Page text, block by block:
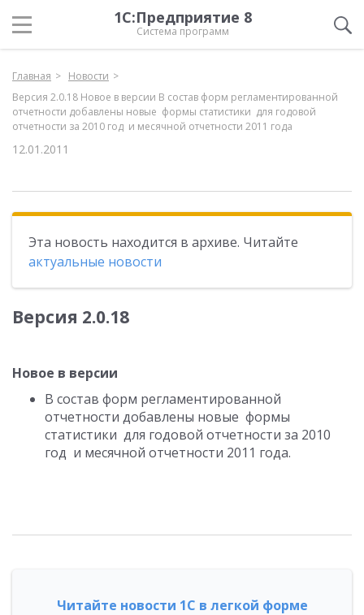
1С:Предприятие 8
Система программ
Главная
Новости
Версия 2.0.18 Новое в версии В состав форм регламентированной
отчетности добавлены новые формы статистики для годовой
отчетности за 2010 год и месячной отчетности 2011 года
12.01.2011
Эта новость находится в архиве. Читайте
актуальные новости
Версия 2.0.18
Новое в версии
В состав форм регламентированной
отчетности добавлены новые формы
статистики для годовой отчетности за 2010
год и месячной отчетности 2011 года.
Читайте новости 1С в легкой форме